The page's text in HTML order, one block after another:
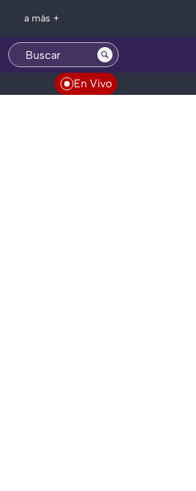
a más +
En Vivo